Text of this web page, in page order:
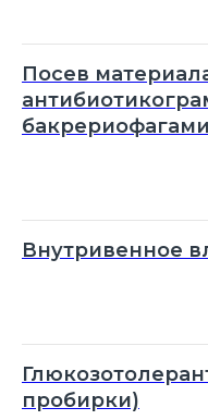
Посев
бакрериофагами
Внутривенное
пробирки)